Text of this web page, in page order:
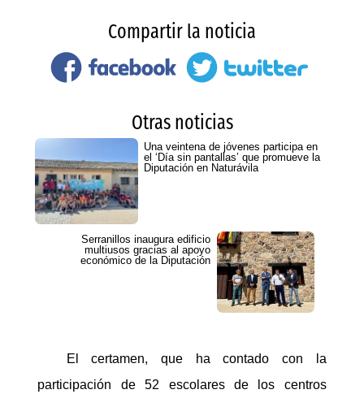
Compartir la noticia
Otras noticias
Una veintena de jóvenes participa en
el ‘Día sin pantallas’ que promueve la
Diputación en Naturávila
Serranillos inaugura edificio
multiusos gracias al apoyo
económico de la Diputación
El certamen, que ha contado con la
participación de 52 escolares de los centros